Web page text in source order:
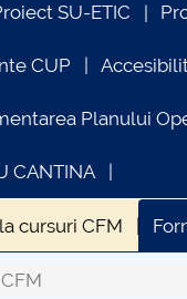
SU-ETIC
CUP
Planului
CANTINA
cursuri CFM
(MSPP)